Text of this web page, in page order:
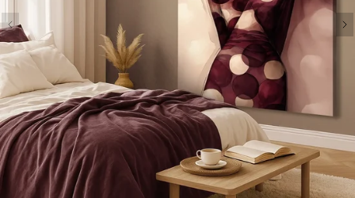
1
gallery
view